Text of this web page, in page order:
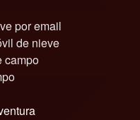
por email
de nieve
campo